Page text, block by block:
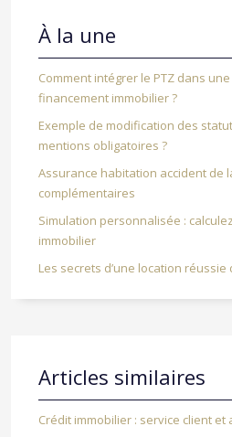
À la une
Comment intégrer le PTZ dans
financement immobilier ?
Exemple de modification des
mentions obligatoires ?
Assurance habitation accident de
complémentaires
Simulation personnalisée :
immobilier
Les secrets d’une location
Articles similaires
Crédit immobilier : service client et